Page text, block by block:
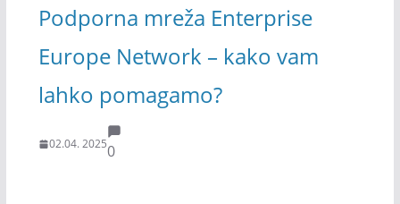
Podporna mreža Enterprise
Europe Network – kako vam
lahko pomagamo?
02.04. 20250